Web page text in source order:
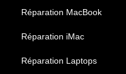
Réparation MacBook
Réparation iMac
Réparation Laptops